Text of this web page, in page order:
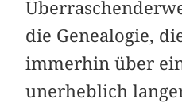
die Genealogie,
immerhin über
unerheblich